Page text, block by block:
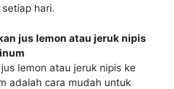
hari.
jus lemon atau jeruk nipis
lemon atau jeruk nipis ke
adalah cara mudah untuk